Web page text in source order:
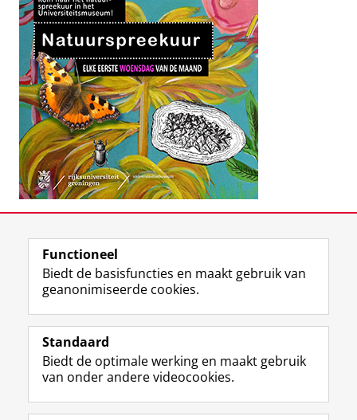
Deel dit Facebook LinkedIn
Volg ons op
F
a
e
b
o
T
w
t
t
r
I
n
t
r
Over het museum
Functioneel
Biedt de basisfuncties en maakt gebruik van
geanonimiseerde cookies.
Standaard
Biedt de optimale werking en maakt gebruik
van onder andere videocookies.